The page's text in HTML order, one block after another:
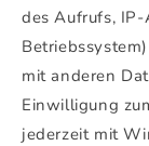
des Aufrufs,
mit anderen
Einwilligung
jederzeit mit